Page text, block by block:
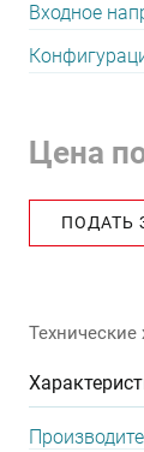
Входное
Цена
ПОДАТЬ
Технические